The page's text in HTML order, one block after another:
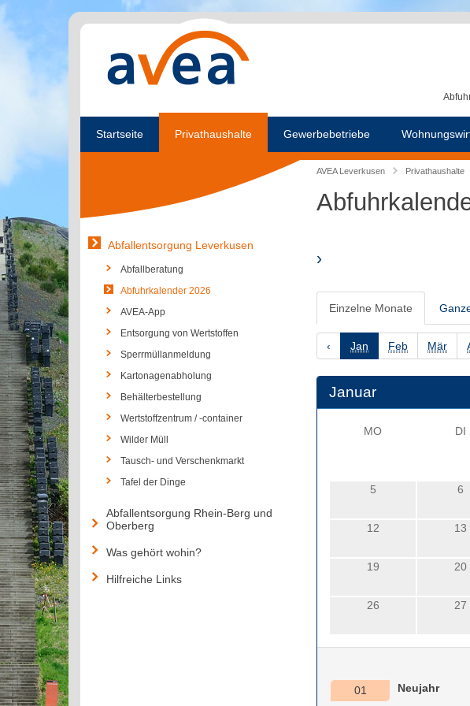
Startseite Privathaushalte Gewerbebetriebe
AVEA Leverkusen Privathaushalte
›
Einzelne Monate
‹ Jan Feb Mär
Januar
MO DI
5 6
12 13
19 20
26 27
01 Neujahr
Abfallentsorgung Leverkusen
Abfallberatung
Abfuhrkalender 2026
AVEA-App
Entsorgung von Wertstoffen
Sperrmüllanmeldung
Kartonagenabholung
Behälterbestellung
Wertstoffzentrum / -container
Wilder Müll
Tausch- und Verschenkmarkt
Tafel der Dinge
Abfallentsorgung Rhein-Berg und
Oberberg
Was gehört wohin?
Hilfreiche Links